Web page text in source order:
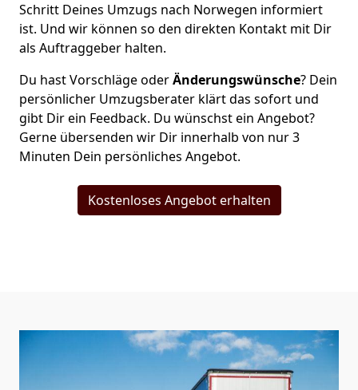
Schritt Deines Umzugs nach Norwegen informiert
ist. Und wir können so den direkten Kontakt mit Dir
als Auftraggeber halten.
Du hast Vorschläge oderÄnderungswünsche? Dein
persönlicher Umzugsberater klärt das sofort und
gibt Dir ein Feedback. Du wünschst ein Angebot?
Gerne übersenden wir Dir innerhalb von nur3
Minuten Dein persönliches Angebot.
Kostenloses Angebot erhalten